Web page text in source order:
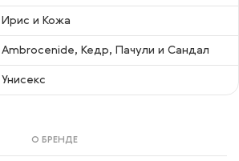
Ирис и Кожа
Ambrocenide, Кедр, Пачули и Сандал
Унисекс
О БРЕНДЕ